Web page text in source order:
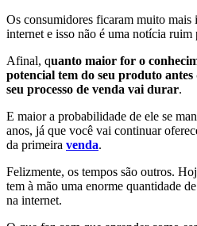
Os consumidores ficaram muito mais
internet e isso não é uma notícia ruim
Afinal, quanto maior for o
potencial tem do seu produto
seu processo de venda vai durar.
E maior a probabilidade de ele se
anos, já que você vai continuar
da primeira venda.
Felizmente, os tempos são outros.
tem à mão uma enorme quantidade
na internet.